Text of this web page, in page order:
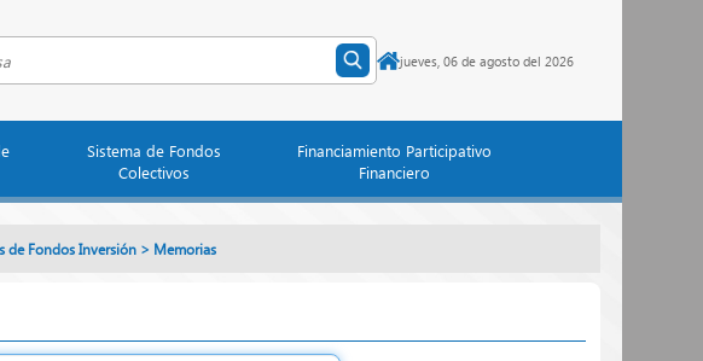
jueves, 06 de agosto del 2026
Sistema de Fondos
Colectivos
Financiamiento Participativo
Financiero
de Fondos Inversión > Memorias